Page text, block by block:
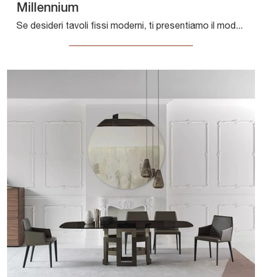
Millennium
Se desideri tavoli fissi moderni, ti presentiamo il modello da pranzo in legno Millennium del marchio Bontempi.